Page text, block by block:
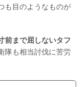
も目のようなものが
前まで屈しないタフ
隊も相当討伐に苦労